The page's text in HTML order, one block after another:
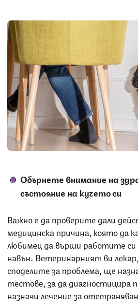
Обърнете внимание на
състояние на кучето си
Важно е да проверите дали
медицинска причина, която да
любимец да върши работите си
навън. Ветеринарният ви
споделите за проблема, ще
тестове, за да диагностицира
назначи лечение за